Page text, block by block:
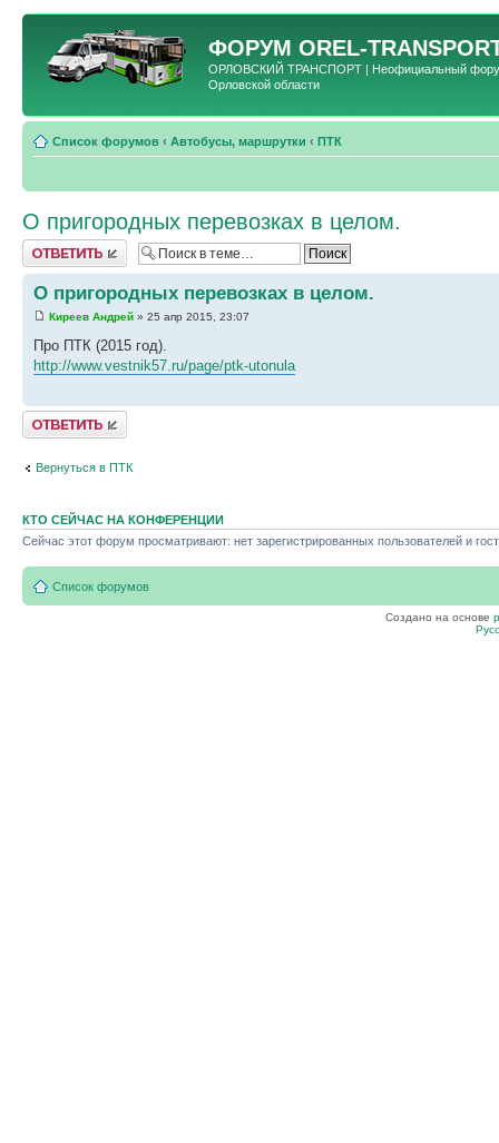
ФОРУМ OREL-
ОРЛОВСКИЙ ТРАНСПОРТ | Неофициальный форум
Орловской области
Список форумов ‹ Автобусы, маршрутки ‹ ПТК
О пригородных перевозках в целом.
Ответить
О пригородных перевозках в целом.
Киреев Андрей » 25 апр 2015, 23:07
Про ПТК (2015 год).
http://www.vestnik57.ru/page/ptk-utonula
Ответить
Вернуться в ПТК
КТО СЕЙЧАС НА КОНФЕРЕНЦИИ
Сейчас этот форум просматривают: нет зарегистрированных пользователей и
Список форумов
Создано на основе